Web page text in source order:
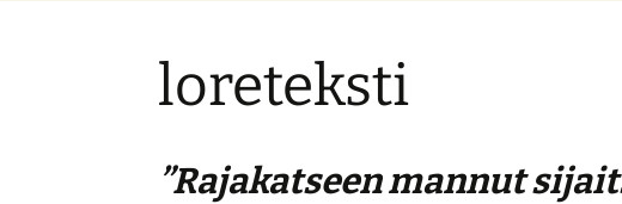
loreteksti
”Rajakatseen mannut